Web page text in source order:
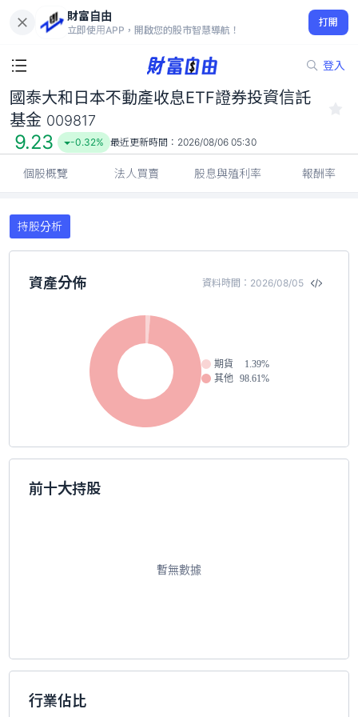
財富自由
立即使用APP，開啟您的股市智慧導航！
打開
登入
國泰大和日本不動產收息ETF證券投資信託基金 009817
9.23
-0.32%
國泰大和日本不動產收息ETF證券投資信託
基金 009817
9.23 -0.32% 最近更新時間： 2026/08/06 05:30
個股概覽 法人買賣 股息與殖利率 報酬率
持股分析
資產分佈 資料時間：2026/08/05
期貨
1.39%
其他
98.61%
前十大持股
暫無數據
行業佔比